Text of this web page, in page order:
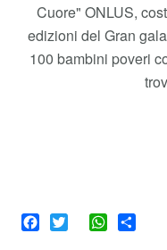
Cuore" ONLUS,
edizioni del Gran
100 bambini poveri